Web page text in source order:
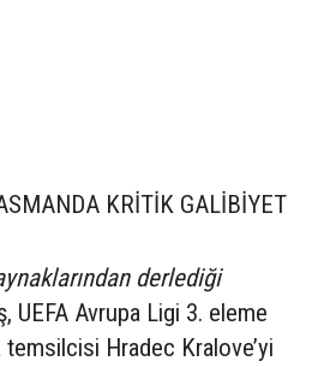
KRİTİK GALİBİYET
derlediği
UEFA Avrupa Ligi 3. eleme
temsilcisi Hradec Kralove’yi